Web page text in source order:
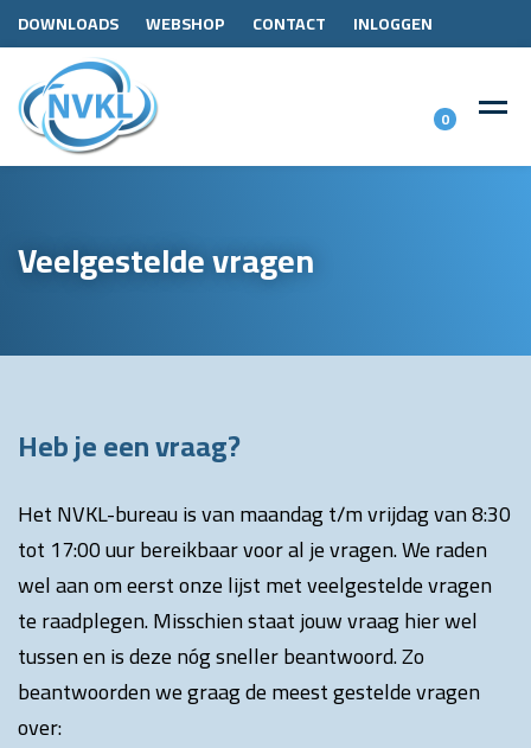
DOWNLOADS WEBSHOP CONTACT INLOGGEN
0
Veelgestelde vragen
Heb je een vraag?
Het NVKL-bureau is van maandag t/m vrijdag van 8:30
tot 17:00 uur bereikbaar voor al je vragen. We raden
wel aan om eerst onze lijst met veelgestelde vragen
te raadplegen. Misschien staat jouw vraag hier wel
tussen en is deze nóg sneller beantwoord. Zo
beantwoorden we graag de meest gestelde vragen
over: